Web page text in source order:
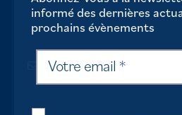
informé des dernières
prochains évènements